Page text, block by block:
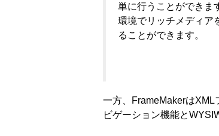
単に行うことができま
環境でリッチメディア
ることができます。
一方、FrameMakerはXML
ビゲーション機能と